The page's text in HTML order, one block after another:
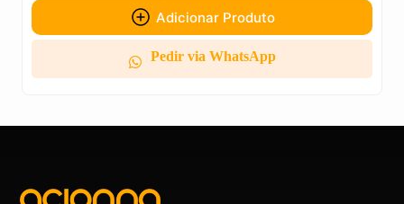
Adicionar Produto
Pedir via WhatsApp